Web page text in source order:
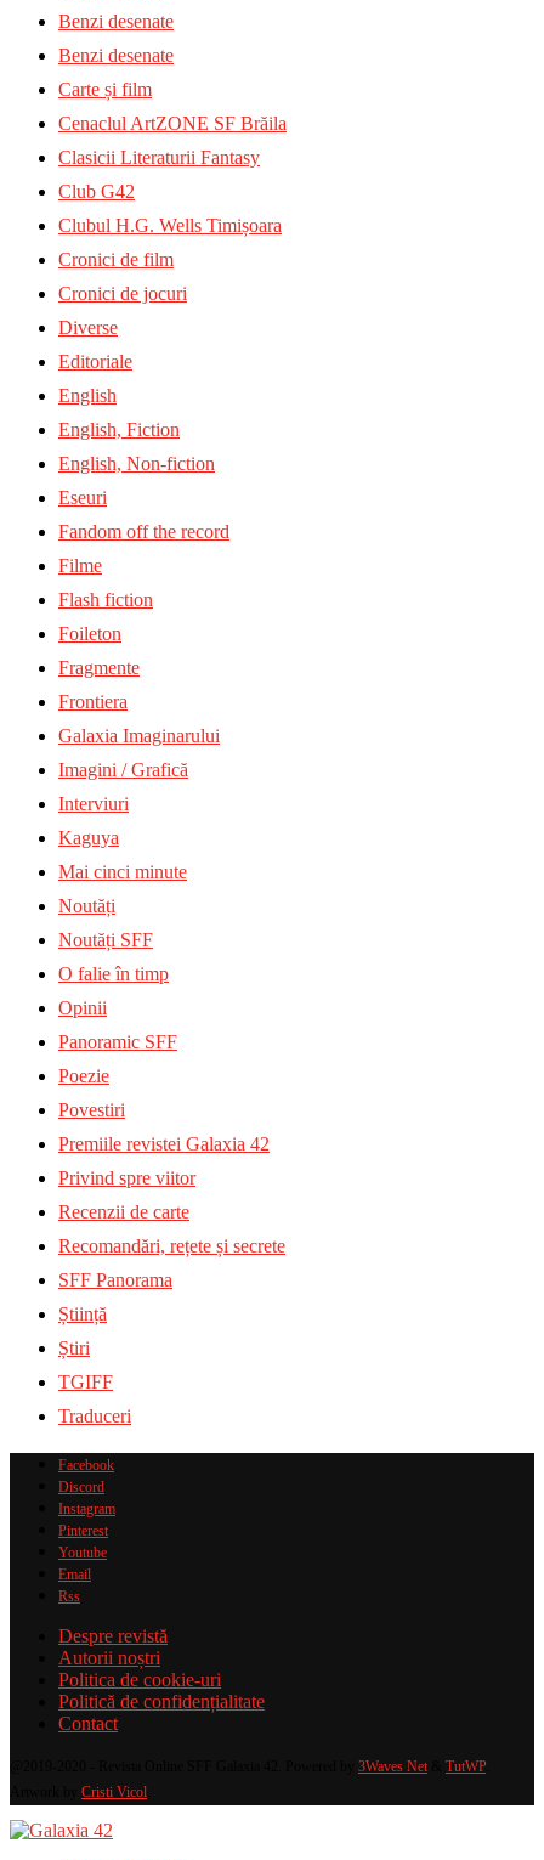
Benzi desenate
Benzi desenate
Carte și film
Cenaclul ArtZONE SF Brăila
Clasicii Literaturii Fantasy
Club G42
Clubul H.G. Wells Timișoara
Cronici de film
Cronici de jocuri
Diverse
Editoriale
English
English, Fiction
English, Non-fiction
Eseuri
Fandom off the record
Filme
Flash fiction
Foileton
Fragmente
Frontiera
Galaxia Imaginarului
Imagini / Grafică
Interviuri
Kaguya
Mai cinci minute
Noutăți
Noutăți SFF
O falie în timp
Opinii
Panoramic SFF
Poezie
Povestiri
Premiile revistei Galaxia 42
Privind spre viitor
Recenzii de carte
Recomandări, rețete și secrete
SFF Panorama
Știință
Știri
TGIFF
Traduceri
Facebook
Discord
Instagram
Pinterest
Youtube
Email
Rss
Despre revistă
Autorii noștri
Politica de cookie-uri
Politică de confidențialitate
Contact
3Waves Net& TutWP.
Cristi Vicol